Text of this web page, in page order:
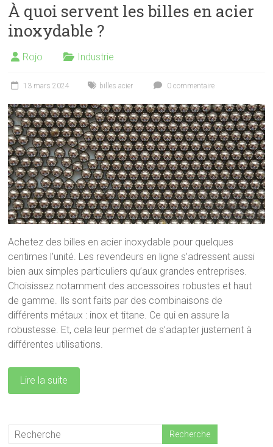
À quoi servent les billes en acier
inoxydable ?
Rojo Industrie
13 mars 2024 billes acier 0 commentaire
Achetez des billes en acier inoxydable pour quelques
centimes l’unité. Les revendeurs en ligne s’adressent aussi
bien aux simples particuliers qu’aux grandes entreprises.
Choisissez notamment des accessoires robustes et haut
de gamme. Ils sont faits par des combinaisons de
différents métaux : inox et titane. Ce qui en assure la
robustesse. Et, cela leur permet de s’adapter justement à
différentes utilisations.
Lire la suite